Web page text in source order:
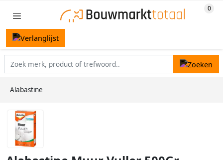
Alabastine